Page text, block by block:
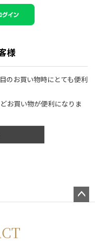
様
のお買い物時にとても便利
お買い物が便利になりま